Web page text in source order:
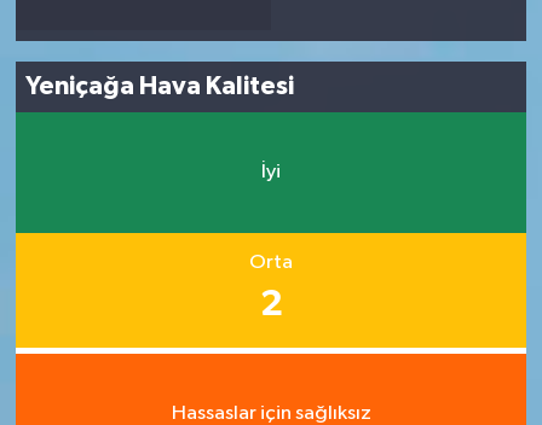
Yeniçağa Hava Kalitesi
İyi
Orta
2
Hassaslar için sağlıksız